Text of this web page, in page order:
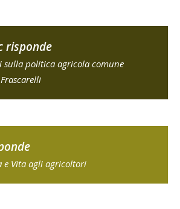
risponde
politica agricola comune
e Vita agli agricoltori